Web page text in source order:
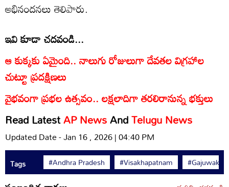
అభినందనలు తెలిపారు.
ఇవి కూడా చదవండి...
ఆ కుక్కకు ఏమైంది.. నాలుగు రోజులుగా దేవతల విగ్రహాల
చుట్టూ ప్రదక్షిణలు
వైభవంగా ప్రభల ఉత్సవం.. లక్షలాదిగా తరలిరానున్న భక్తులు
Read LatestAP NewsAndTelugu News
Updated Date - Jan 16 , 2026 | 04:40 PM
Tags #Andhra Pradesh #Visakhapatnam #Gajuwaka